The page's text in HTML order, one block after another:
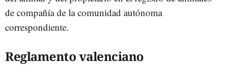
de compañía de la comunidad autónoma
correspondiente.
Reglamento valenciano